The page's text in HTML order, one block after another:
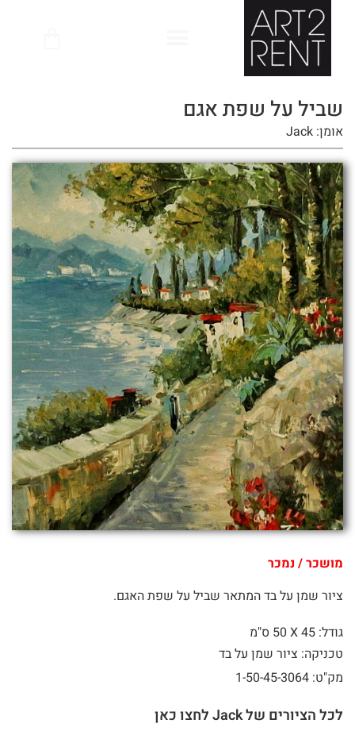
שביל על שפת אגם
אומן: Jack
מושכר / נמכר
ציור שמן על בד המתאר שביל על שפת האגם.
גודל: 45 X
50 ס"מ
טכניקה: ציור שמן על בד
מק"ט: 1-50-45-3064
לכל הציורים של Jack לחצו כאן